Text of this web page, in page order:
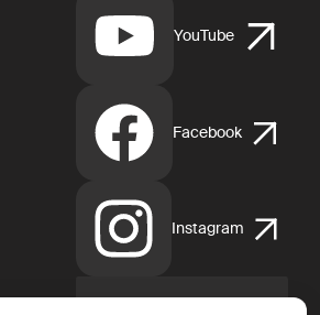
YouTube
Facebook
Instagram